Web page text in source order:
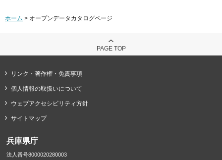
ホーム > オープンデータカタログページ
PAGE TOP
リンク・著作権・免責事項
個人情報の取扱いについて
ウェブアクセシビリティ方針
サイトマップ
兵庫県庁
法人番号8000020280003